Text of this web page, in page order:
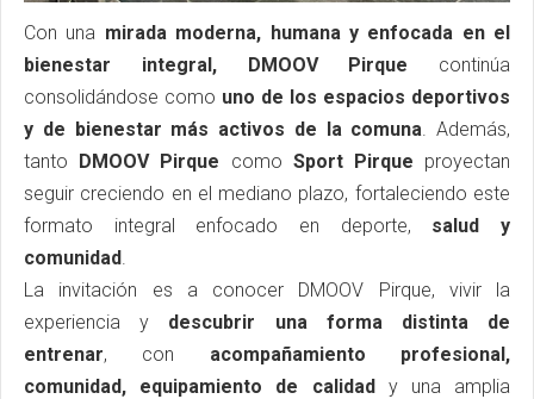
Con una mirada moderna, humana y enfocada en el
bienestar integral, DMOOV Pirque continúa
consolidándose como uno de los espacios deportivos
y de bienestar más activos de la comuna . Además,
tanto DMOOV Pirque como Sport Pirque proyectan
seguir creciendo en el mediano plazo, fortaleciendo este
formato integral enfocado en deporte, salud y
comunidad
La invitación es a conocer DMOOV Pirque, vivir la
experiencia y descubrir una forma distinta de
entrenar, con acompañamiento profesional,
comunidad, equipamiento de calidad y una amplia